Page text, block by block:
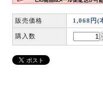
販売価格 1,068円(
購入数